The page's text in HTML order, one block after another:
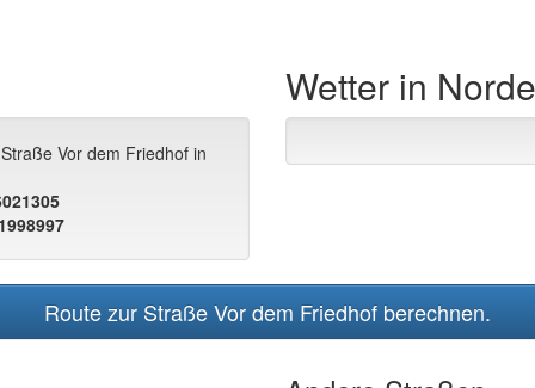
Vor dem Friedhof in
Wetter in
Route zur Straße Vor dem Friedhof berechnen.